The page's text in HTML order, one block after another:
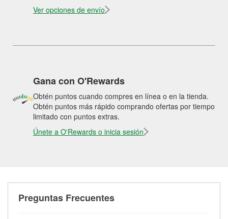
Ver opciones de envío
Gana con O'Rewards
Obtén puntos cuando compres en línea o en la tienda.
Obtén puntos más rápido comprando ofertas por tiempo
limitado con puntos extras.
Únete a O'Rewards o inicia sesión
Preguntas Frecuentes